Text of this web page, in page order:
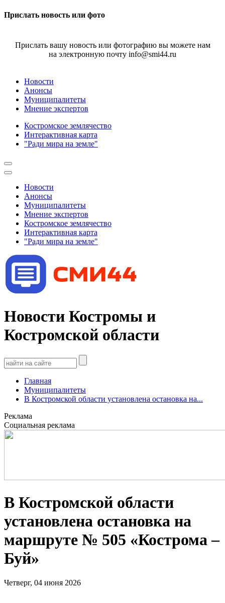
Прислать новость или фото
Прислать вашу новость или фотографию вы можете нам
на электронную почту info@smi44.ru
Новости
Анонсы
Муниципалитеты
Мнение экспертов
Костромское землячество
Интерактивная карта
"Ради мира на земле"
Новости
Анонсы
Муниципалитеты
Мнение экспертов
Костромское землячество
Интерактивная карта
"Ради мира на земле"
Новости Костромы и
Костромской области
Главная
Муниципалитеты
В Костромской области установлена остановка на...
Реклама
Социальная реклама
В Костромской области
установлена остановка на
маршруте № 505 «Кострома –
Буй»
Четверг, 04 июня 2026